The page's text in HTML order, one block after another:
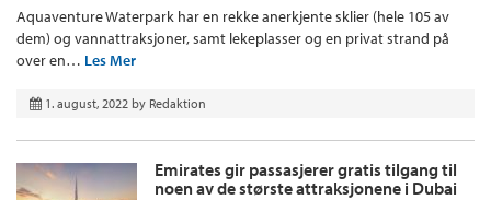
Aquaventure Waterpark har en rekke anerkjente sklier (hele 105 av
dem) og vannattraksjoner, samt lekeplasser og en privat strand på
over en… Les Mer
1. august, 2022 by Redaktion
Emirates gir passasjerer gratis tilgang til
noen av de største attraksjonene i Dubai